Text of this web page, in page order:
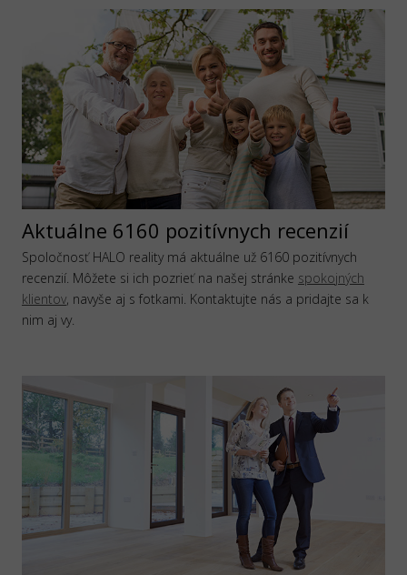
Aktuálne 6160 pozitívnych recenzií
Spoločnosť HALO reality má aktuálne už 6160 pozitívnych
recenzií. Môžete si ich pozrieť na našej stránke spokojných
klientov, navyše aj s fotkami. Kontaktujte nás a pridajte sa k
nim aj vy.